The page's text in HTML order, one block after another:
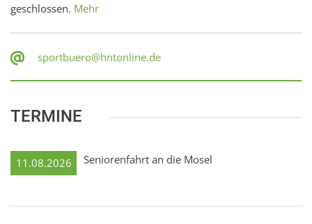
geschlossen. Mehr
sportbuero@hntonline.de
TERMINE
11.08.2026 Seniorenfahrt an die Mosel